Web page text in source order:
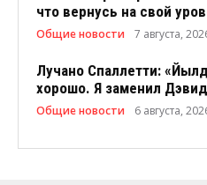
что вернусь на свой
Общие новости 7 августа,
Лучано Спаллетти:
хорошо. Я заменил
Общие новости 6 августа,